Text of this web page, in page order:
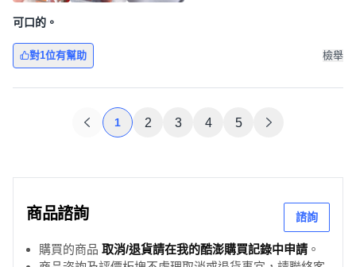
可口的。
對1位有幫助 檢舉
1 2 3 4 5
商品諮詢 諮詢
購買的商品 取消/退貨請在我的酷澎購買記錄中申請 。